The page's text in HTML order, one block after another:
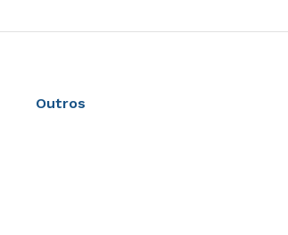
Outros